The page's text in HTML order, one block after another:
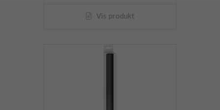
Vis produkt